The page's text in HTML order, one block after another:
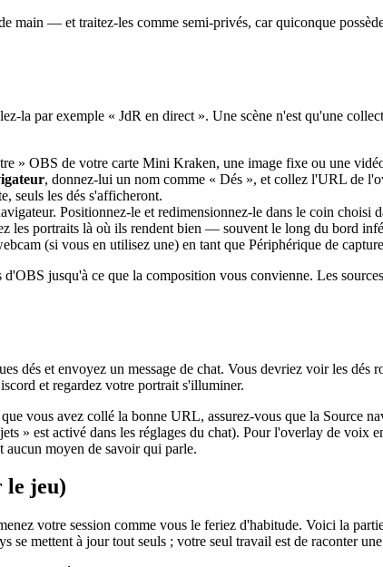
main — et traitez-les comme semi-privés, car quiconque
la par exemple « JdR en direct ». Une scène n'est qu'une
» OBS de votre carte Mini Kraken, une image fixe ou une
, donnez-lui un nom comme « Dés », et collez l'URL de
seuls les dés s'afficheront.
Positionnez-le et redimensionnez-le dans le coin choisi
les portraits là où ils rendent bien — souvent le long du bord
(si vous en utilisez une) en tant que Périphérique de
jusqu'à ce que la composition vous convienne. Les
dés et envoyez un message de chat. Vous devriez voir les dés
et regardez votre portrait s'illuminer.
vous avez collé la bonne URL, assurez-vous que la Source
» est activé dans les réglages du chat). Pour l'overlay de
moyen de savoir qui parle.
le jeu)
votre session comme vous le feriez d'habitude. Voici la
mettent à jour tout seuls ; votre seul travail est de raconter